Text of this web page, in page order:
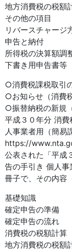
地方消費税の税額
その他の項目
リバースチャージ
申告と納付
所得税の決算額調
下書き用申告書等
○消費税課税取引
○お知らせ（消費
○振替納税の新規
平成３０年分 消
人事業者用（簡易
https://
公表された「平成
告の手引き 個人
冊子で、その内容
基礎知識
確定申告の準備
確定申告の流れ
消費税の税額計算
地方消費税の税額